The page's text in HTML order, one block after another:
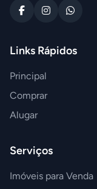
Links Rápidos
Principal
Comprar
Alugar
Serviços
Imóveis para Venda